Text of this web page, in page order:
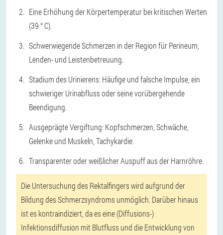
Eine Erhöhung der Körpertemperatur bei kritischen Werten
(39 ° C).
Schwerwiegende Schmerzen in der Region für Perineum,
Lenden- und Leistenbetreuung.
Stadium des Urinierens: Häufige und falsche Impulse, ein
schwieriger Urinabfluss oder seine vorübergehende
Beendigung.
Ausgeprägte Vergiftung: Kopfschmerzen, Schwäche,
Gelenke und Muskeln, Tachykardie.
Transparenter oder weißlicher Auspuff aus der Harnröhre.
Die Untersuchung des Rektalfingers wird aufgrund der
Bildung des Schmerzsyndroms unmöglich. Darüber hinaus
ist es kontraindiziert, da es eine (Diffusions-)
Infektionsdiffusion mit Blutfluss und die Entwicklung von